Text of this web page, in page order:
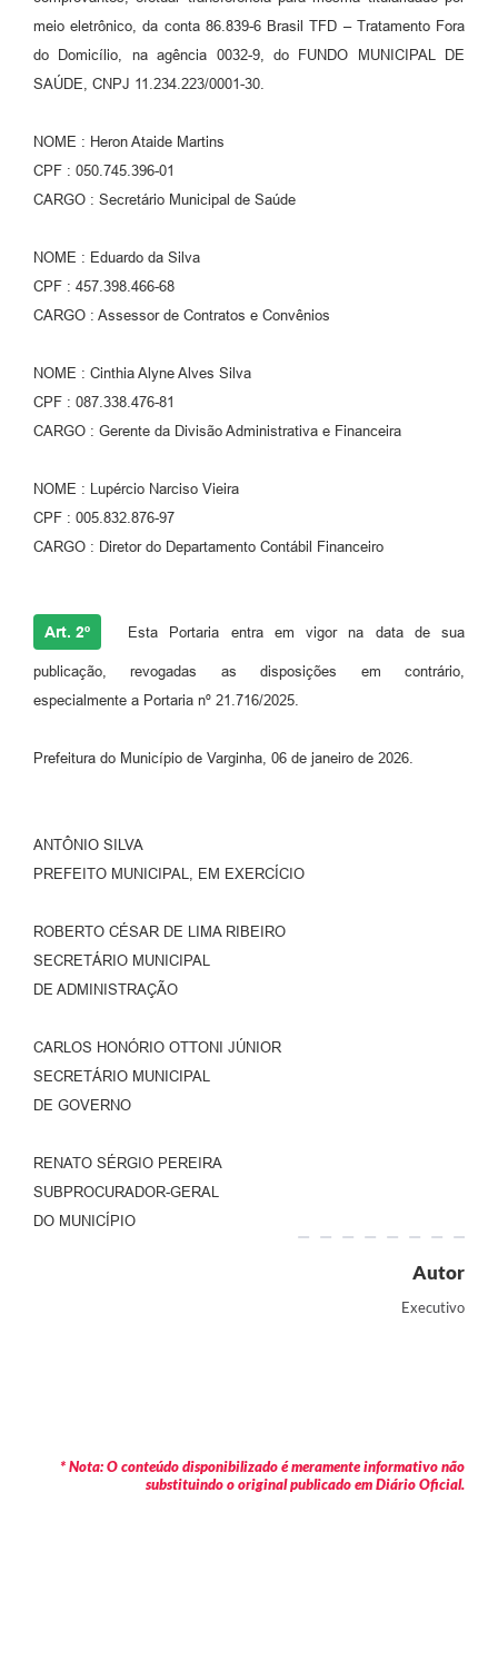
meio eletrônico, da conta 86.839-6 Brasil TFD – Tratamento Fora
do Domicílio, na agência 0032-9, do FUNDO MUNICIPAL DE
SAÚDE, CNPJ 11.234.223/0001-30.
NOME : Heron Ataide Martins
CPF : 050.745.396-01
CARGO : Secretário Municipal de Saúde
NOME : Eduardo da Silva
CPF : 457.398.466-68
CARGO : Assessor de Contratos e Convênios
NOME : Cinthia Alyne Alves Silva
CPF : 087.338.476-81
CARGO : Gerente da Divisão Administrativa e Financeira
NOME : Lupércio Narciso Vieira
CPF : 005.832.876-97
CARGO : Diretor do Departamento Contábil Financeiro
Art. 2º Esta Portaria entra em vigor na data de sua
publicação, revogadas as disposições em contrário,
especialmente a Portaria nº 21.716/2025.
Prefeitura do Município de Varginha, 06 de janeiro de 2026.
ANTÔNIO SILVA
PREFEITO MUNICIPAL, EM EXERCÍCIO
ROBERTO CÉSAR DE LIMA RIBEIRO
SECRETÁRIO MUNICIPAL
DE ADMINISTRAÇÃO
CARLOS HONÓRIO OTTONI JÚNIOR
SECRETÁRIO MUNICIPAL
DE GOVERNO
RENATO SÉRGIO PEREIRA
SUBPROCURADOR-GERAL
DO MUNICÍPIO
Autor
Executivo
* Nota: O conteúdo disponibilizado é meramente informativo não
substituindo o original publicado em Diário Oficial.